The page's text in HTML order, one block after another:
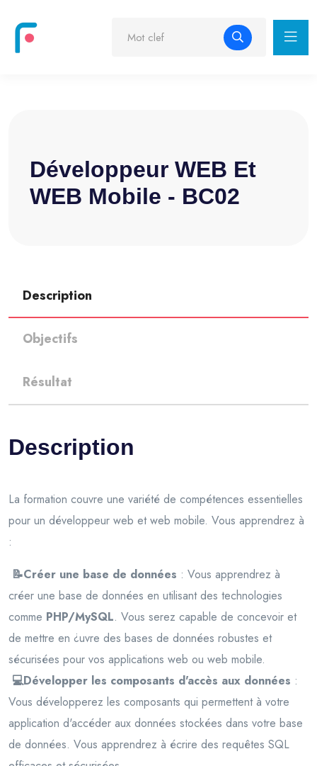
Développeur WEB Et
WEB Mobile - BC02
Description
Objectifs
Résultat
Description
La formation couvre une variété de compétences essentielles
pour un développeur web et web mobile. Vous apprendrez à
:
📝Créer une base de données : Vous apprendrez à
créer une base de données en utilisant des technologies
comme PHP/MySQL. Vous serez capable de concevoir et
de mettre en ¿uvre des bases de données robustes et
sécurisées pour vos applications web ou web mobile.
💻Développer les composants d'accès aux données :
Vous développerez les composants qui permettent à votre
application d'accéder aux données stockées dans votre base
de données. Vous apprendrez à écrire des requêtes SQL